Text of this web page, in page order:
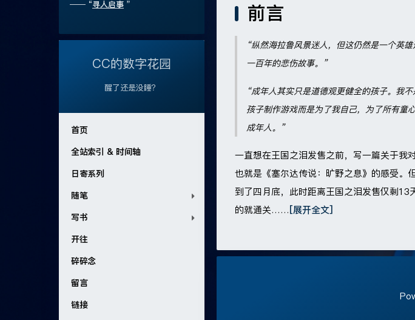
—— “寻人启事 ”
CC的数字花园
醒了还是没睡？
首页
全站索引 & 时间轴
日寄系列
随笔
写书
开往
碎碎念
留言
链接
前言
“纵然海拉鲁风景迷人，但这仍然是一个英
一百年的悲伤故事。”
“成年人其实只是道德观更健全的孩子。我
孩子制作游戏而是为了我自己，为了所有童
成年人。”
一直想在王国之泪发售之前，写一篇关于
也就是《塞尔达传说：旷野之息》的感受。
到了四月底，此时距离王国之泪发售仅剩13
的就通关……[展开全文]